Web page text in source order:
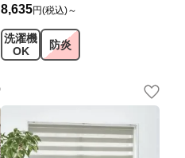
8,635円(税込)～
洗濯機
OK
防炎